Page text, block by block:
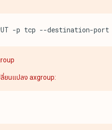
-p tcp --destination-
ยนแปลง axgroup: